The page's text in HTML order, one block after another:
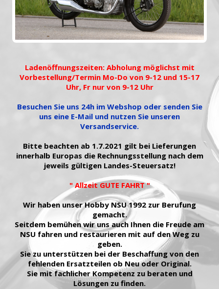
Ladenöffnungszeiten: Abholung möglichst mit
Vorbestellung/Termin Mo-Do von 9-12 und 15-17
Uhr, Fr nur von 9-12 Uhr
Besuchen Sie uns 24h im Webshop oder senden Sie
uns eine E-Mail und nutzen Sie unseren
Versandservice.
Bitte beachten ab 1.7.2021 gilt bei Lieferungen
innerhalb Europas die Rechnungsstellung nach dem
jeweils gültigen Landes-Steuersatz!
" Allzeit GUTE FAHRT "
Wir haben unser Hobby NSU 1992 zur Berufung
gemacht.
Seitdem bemühen wir uns auch Ihnen die Freude am
NSU fahren und restaurieren mit auf den Weg zu
geben.
Sie zu unterstützen bei der Beschaffung von den
fehlenden Ersatzteilen ob Neu oder Original.
Sie mit fachlicher Kompetenz zu beraten und
Lösungen zu finden.